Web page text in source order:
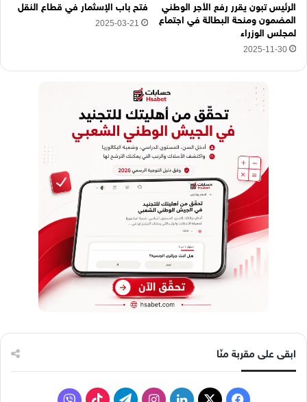
الرئيس تبون يقرر رفع الأجر الوطني
المضمون ومنحة البطالة في اجتماع
لمجلس الوزراء
2025-11-30
فتح باب الإسثمار في قطاع النقل
2025-03-21
ابقى على مقربة منّا